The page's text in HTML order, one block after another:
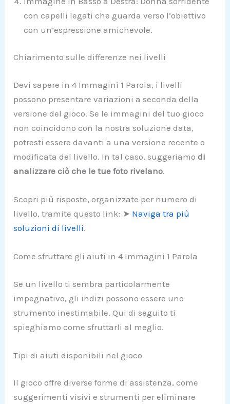
con capelli legati che guarda verso l’obiettivo
con un’espressione amichevole.
Chiarimento sulle differenze nei livelli
Devi sapere in 4 Immagini 1 Parola, i livelli
possono presentare variazioni a seconda della
versione del gioco. Se le immagini del tuo gioco
non coincidono con la nostra soluzione data,
potresti essere davanti a una versione recente o
modificata del livello. In tal caso, suggeriamodi
analizzare ciò che le tue foto rivelano.
Scopri più risposte, organizzate per numero di
livello, tramite questo link: ➤ Naviga tra più
soluzioni di livelli.
Come sfruttare gli aiuti in 4 Immagini 1 Parola
Se un livello ti sembra particolarmente
impegnativo, gli indizi possono essere uno
strumento inestimabile. Qui di seguito ti
spieghiamo come sfruttarli al meglio.
Tipi di aiuti disponibili nel gioco
Il gioco offre diverse forme di assistenza, come
suggerimenti visivi e strumenti per eliminare